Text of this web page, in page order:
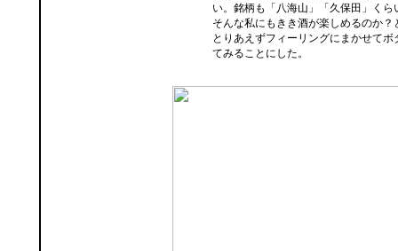
い。銘柄も「八海山」「久保田」くら
そんな私にもきき酒が楽しめるのか？
とりあえずフィーリングにまかせてボ
てみることにした。